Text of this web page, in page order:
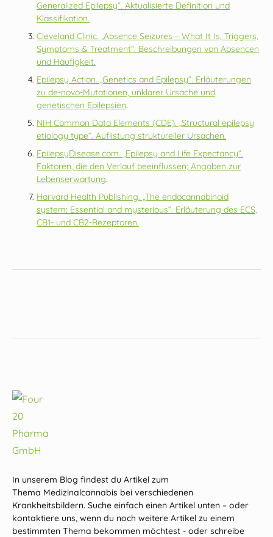
In unserem Blog findest du Artikel zum
Thema Medizinalcannabis bei verschiedenen
Krankheitsbildern. Suche einfach einen Artikel unten – oder
kontaktiere uns, wenn du noch weitere Artikel zu einem
bestimmten Thema bekommen möchtest - oder schreibe
Generalized Epilepsy“. Aktualisierte Definition und
Klassifikation.
Cleveland Clinic. „Absence Seizures – What It Is, Triggers,
Symptoms & Treatment“. Beschreibungen von Absencen
und Häufigkeit.
Epilepsy Action. „Genetics and Epilepsy“. Erläuterungen
zu de‑novo‑Mutationen, unklarer Ursache und
genetischen Epilepsien.
NIH Common Data Elements (CDE). „Structural epilepsy
etiology type“. Auflistung struktureller Ursachen.
EpilepsyDisease.com. „Epilepsy and Life Expectancy“.
Faktoren, die den Verlauf beeinflussen; Angaben zur
Lebenserwartung.
Harvard Health Publishing. „The endocannabinoid
system: Essential and mysterious“. Erläuterung des ECS,
CB1‑ und CB2‑Rezeptoren.